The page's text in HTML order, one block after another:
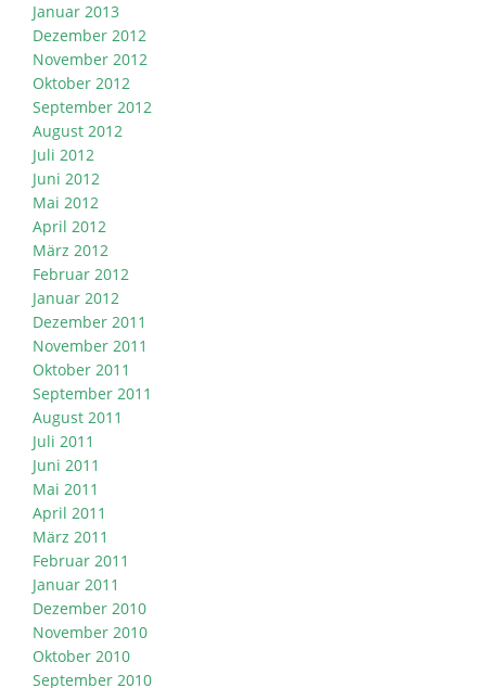
Januar 2013
Dezember 2012
November 2012
Oktober 2012
September 2012
August 2012
Juli 2012
Juni 2012
Mai 2012
April 2012
März 2012
Februar 2012
Januar 2012
Dezember 2011
November 2011
Oktober 2011
September 2011
August 2011
Juli 2011
Juni 2011
Mai 2011
April 2011
März 2011
Februar 2011
Januar 2011
Dezember 2010
November 2010
Oktober 2010
September 2010